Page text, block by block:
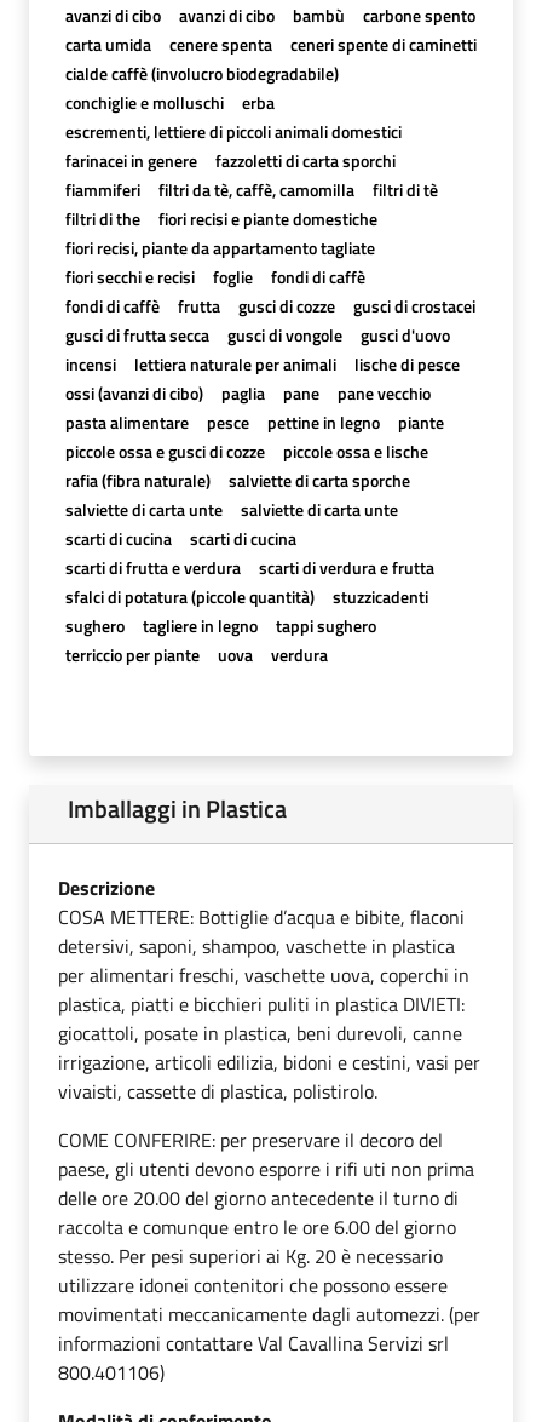
avanzi di cibo
avanzi di cibo bambù
carbone spento
carta umida
cenere spenta
ceneri spente di caminetti
cialde caffè (involucro biodegradabile)
conchiglie e molluschi
erba
escrementi, lettiere di piccoli animali domestici
farinacei in genere
fazzoletti di carta sporchi
fiammiferi
filtri da tè, caffè, camomilla
filtri di tè
filtri di the
fiori recisi e piante domestiche
fiori recisi, piante da appartamento tagliate
fiori secchi e recisi
foglie
fondi di caffè
fondi di caffè
frutta gusci di cozze
gusci di crostacei
gusci di frutta secca
gusci di vongole
gusci d'uovo
incensi
lettiera naturale per animali
lische di pesce
ossi (avanzi di cibo)
paglia pane
pane vecchio
pasta alimentare
pesce pettine in legno
piante
piccole ossa e gusci di cozze
piccole ossa e lische
rafia (fibra naturale)
salviette di carta sporche
salviette di carta unte
salviette di carta unte
scarti di cucina
scarti di cucina
scarti di frutta e verdura
scarti di verdura e frutta
sfalci di potatura (piccole quantità)
stuzzicadenti
sughero
tagliere in legno
tappi sughero
terriccio per piante
uova verdura
Imballaggi in Plastica
Descrizione
COSA METTERE: Bottiglie d’acqua e bibite, flaconi
detersivi, saponi, shampoo, vaschette in plastica
per alimentari freschi, vaschette uova, coperchi in
plastica, piatti e bicchieri puliti in plastica DIVIETI:
giocattoli, posate in plastica, beni durevoli, canne
irrigazione, articoli edilizia, bidoni e cestini, vasi per
vivaisti, cassette di plastica, polistirolo.
COME CONFERIRE: per preservare il decoro del
paese, gli utenti devono esporre i rifi uti non prima
delle ore 20.00 del giorno antecedente il turno di
raccolta e comunque entro le ore 6.00 del giorno
stesso. Per pesi superiori ai Kg. 20 è necessario
utilizzare idonei contenitori che possono essere
movimentati meccanicamente dagli automezzi. (per
informazioni contattare Val Cavallina Servizi srl
800.401106)